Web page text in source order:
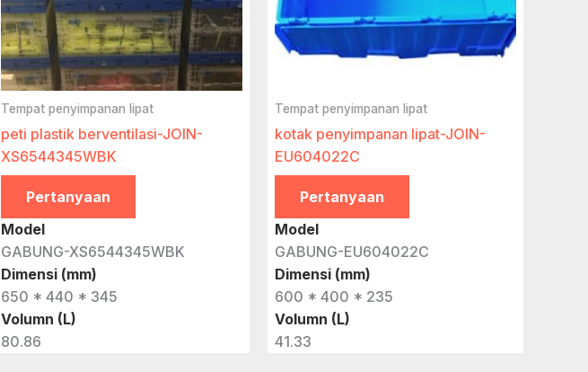
Tempat penyimpanan lipat
peti plastik berventilasi-JOIN-
XS6544345WBK
Pertanyaan
Model
GABUNG-XS6544345WBK
Dimensi (mm)
650 * 440 * 345
Volumn (L)
80.86
Tempat penyimpanan lipat
kotak penyimpanan lipat-JOIN-
EU604022C
Pertanyaan
Model
GABUNG-EU604022C
Dimensi (mm)
600 * 400 * 235
Volumn (L)
41.33